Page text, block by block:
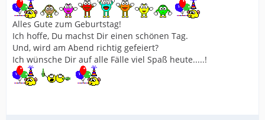
Alles Gute zum Geburtstag!
Ich hoffe, Du machst Dir einen schönen Tag.
Und, wird am Abend richtig gefeiert?
Ich wünsche Dir auf alle Fälle viel Spaß heute.....!